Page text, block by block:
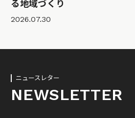
る地域づくり
2026.07.30
ニュースレター
NEWSLETTER